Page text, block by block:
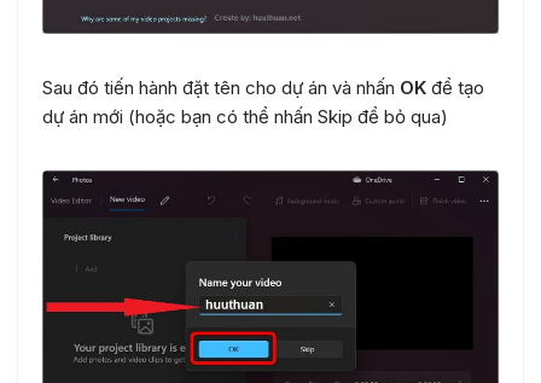
Sau đó tiến hành đặt tên cho dự án và nhấn OK để tạo
dự án mới (hoặc bạn có thể nhấn Skip để bỏ qua)